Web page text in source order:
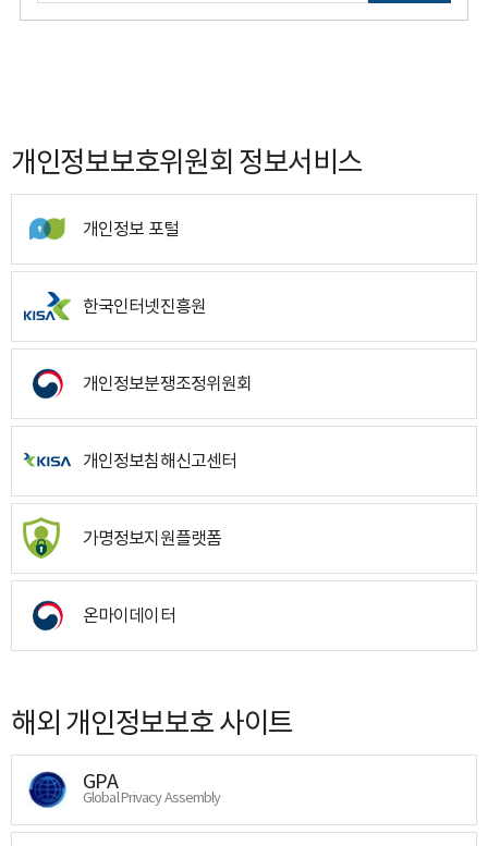
개인정보보호위원회 정보서비스
개인정보 포털
한국인터넷진흥원
개인정보분쟁조정위원회
개인정보침해신고센터
가명정보지원플랫폼
온마이데이터
해외 개인정보보호 사이트
GPA
Global Privacy Assembly